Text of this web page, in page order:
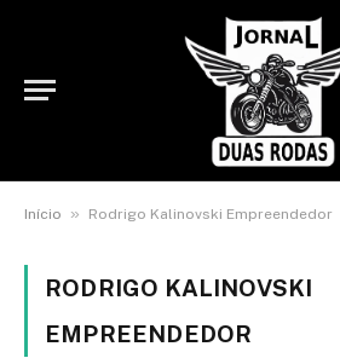
Início » Rodrigo Kalinovski Empreendedor
RODRIGO KALINOVSKI
EMPREENDEDOR